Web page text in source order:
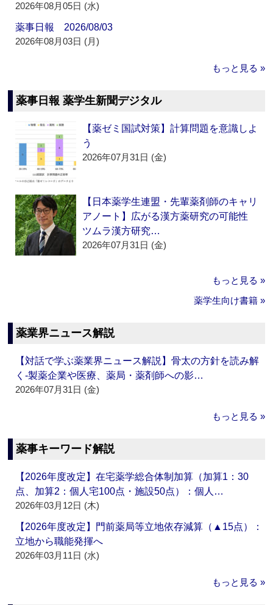
2026年08月05日 (水)
薬事日報 2026/08/03
2026年08月03日 (月)
もっと見る »
薬事日報 薬学生新聞デジタル
【薬ゼミ国試対策】計算問題を意識しよ
う
2026年07月31日 (金)
【日本薬学生連盟・先輩薬剤師のキャリ
アノート】広がる漢方薬研究の可能性
ツムラ漢方研究…
2026年07月31日 (金)
もっと見る »
薬学生向け書籍 »
薬業界ニュース解説
【対話で学ぶ薬業界ニュース解説】骨太の方針を読み解
く‐製薬企業や医療、薬局・薬剤師への影…
2026年07月31日 (金)
もっと見る »
薬事キーワード解説
【2026年度改定】在宅薬学総合体制加算（加算1：30
点、加算2：個人宅100点・施設50点）：個人…
2026年03月12日 (木)
【2026年度改定】門前薬局等立地依存減算（▲15点）：
立地から職能発揮へ
2026年03月11日 (水)
もっと見る »